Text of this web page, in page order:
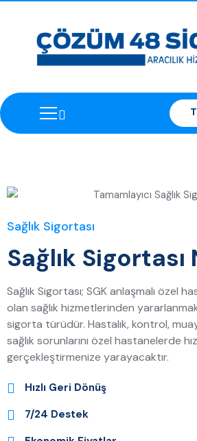
Sağlık Sigortası
Sağlık Sigortası
Sağlık Sigortası; SGK anlaşmalı özel
olan sağlık hizmetlerinden
sigorta türüdür. Hastalık, kontrol,
sağlık sorunlarını özel hastanelerde
gerçekleştirmenize yarayacaktır.
Hızlı Geri Dönüş
7/24 Destek